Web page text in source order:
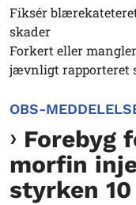
Fiksér
skader
Forkert eller
jævnligt rapporteret
OBS-
Forebyg
morfin
styrken